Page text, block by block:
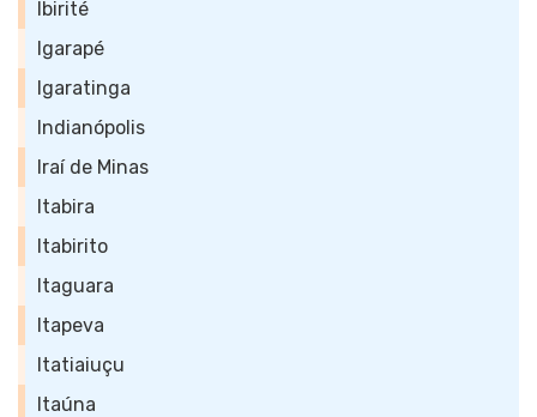
Ibirité
Igarapé
Igaratinga
Indianópolis
Iraí de Minas
Itabira
Itabirito
Itaguara
Itapeva
Itatiaiuçu
Itaúna